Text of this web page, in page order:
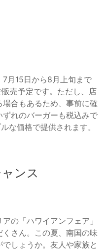
月15日から8月上旬まで
売予定です。ただし、店
合もあるため、事前に確
れのバーガーも税込みで
な価格で提供されます。
ンス
の「ハワイアンフェア」
さん。この夏、南国の味
しょうか。友人や家族と